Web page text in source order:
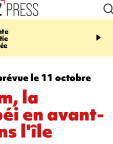
20:44
rouée de coups,
le 11 octobre
la
en avant-
l'île